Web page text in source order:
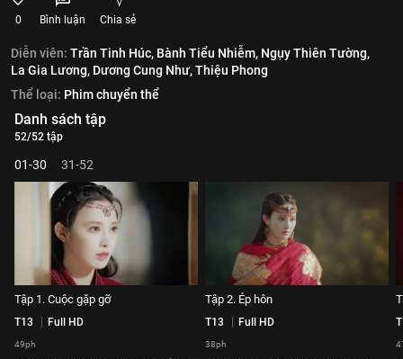
0 Bình luận Chia sẻ
Diễn viên: Trần Tinh Húc, Bành Tiểu Nhiễm, Ngụy Thiên Tường,
La Gia Lương, Dương Cung Như,Thiệu Phong
Thể loại: Phim chuyển thể
Danh sách tập
52/52 tập
01-30 31-52
Tập 1. Cuộc gặp gỡ
T13 Full HD
49ph
Tập 2. Ép hôn
T13 Full HD
38ph